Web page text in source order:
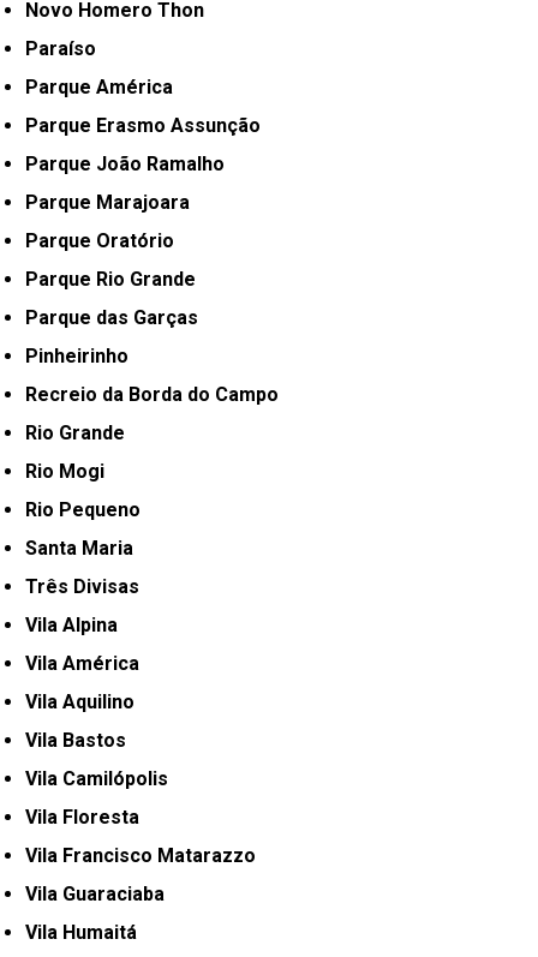
Novo Homero Thon
Paraíso
Parque América
Parque Erasmo Assunção
Parque João Ramalho
Parque Marajoara
Parque Oratório
Parque Rio Grande
Parque das Garças
Pinheirinho
Recreio da Borda do Campo
Rio Grande
Rio Mogi
Rio Pequeno
Santa Maria
Três Divisas
Vila Alpina
Vila América
Vila Aquilino
Vila Bastos
Vila Camilópolis
Vila Floresta
Vila Francisco Matarazzo
Vila Guaraciaba
Vila Humaitá